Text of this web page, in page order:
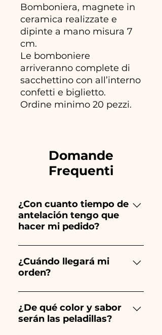
Bomboniera, magnete in
ceramica realizzate e
dipinte a mano misura 7
cm.
Le bomboniere
arriveranno complete di
sacchettino con all’interno
confetti e biglietto.
Ordine minimo 20 pezzi.
Domande
Frequenti
¿Con cuanto tiempo de
antelación tengo que
hacer mi pedido?
Ceramiche Ania crea y pinta
totalmente a mano, ¡por lo que
su creación lleva mucho
por lo que siempre
recomendamos realizar tu
¿Cuándo llegará mi
orden?
Se garantiza la recepción del
pedido 10/15 días antes del
evento.
¿De qué color y sabor
serán las peladillas?